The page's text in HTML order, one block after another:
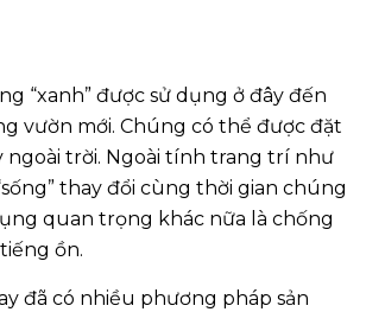
“xanh” được sử dụng ở đây đến
vườn mới. Chúng có thể được đặt
ngoài trời. Ngoài tính trang trí như
thay đổi cùng thời gian chúng
quan trọng khác nữa là chống
ồn.
đã có nhiều phương pháp sản